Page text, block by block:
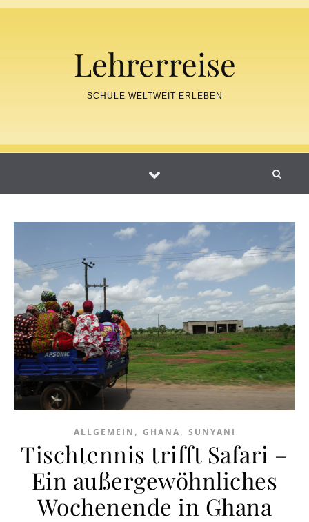
Skip to content
Lehrerreise
SCHULE WELTWEIT ERLEBEN
ALLGEMEIN , GHANA, SUNYANI
Tischtennis trifft Safari –
Ein außergewöhnliches
Wochenende in Ghana